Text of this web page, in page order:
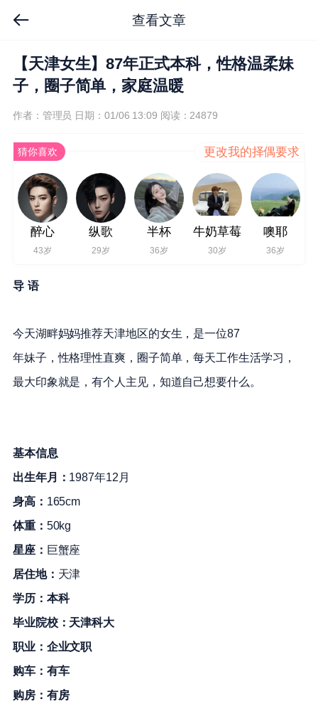
查看文章
【天津女生】87年正式本科，性格温柔妹
子，圈子简单，家庭温暖
作者：管理员 日期：01/06 13:09 阅读：24879
猜你喜欢 更改我的择偶要求
醉心
43岁
纵歌
29岁
半杯
36岁
牛奶草莓
30岁
噢耶
36岁
导 语
今天湖畔妈妈推荐天津地区的女生，是一位87
年妹子，性格理性直爽， 圈子简单，每天工作生活学习，
最大印象就是，有个人主见， 知道自己想要什么。
基本信息
出生年月： 1987年12 月
身高： 165cm
体重： 50kg
星座： 巨蟹座
居住地： 天津
学历： 本科
毕业院校： 天津科大
职业： 企业文职
购车：有车
购房：有房